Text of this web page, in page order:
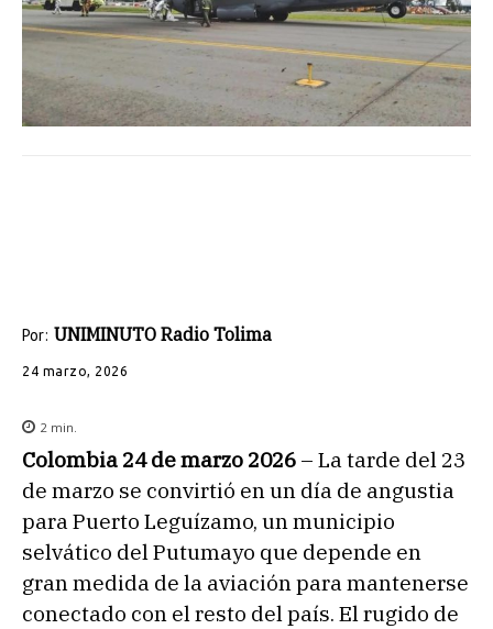
Por: UNIMINUTO Radio Tolima
24 marzo, 2026
2 min.
Colombia 24 de marzo 2026 – La tarde del 23
de marzo se convirtió en un día de angustia
para Puerto Leguízamo, un municipio
selvático del Putumayo que depende en
gran medida de la aviación para mantenerse
conectado con el resto del país. El rugido de